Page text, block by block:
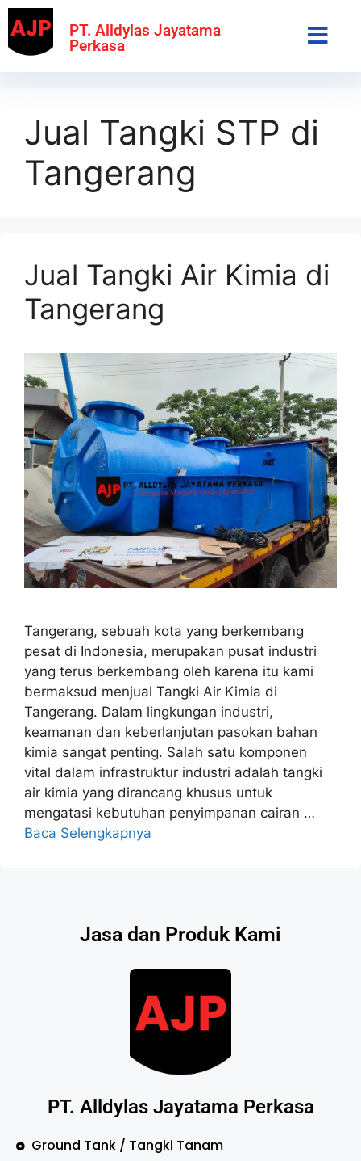
PT. Alldylas Jayatama
Perkasa
Jual Tangki STP di
Tangerang
Jual Tangki Air Kimia di
Tangerang
Tangerang, sebuah kota yang berkembang
pesat di Indonesia, merupakan pusat industri
yang terus berkembang oleh karena itu kami
bermaksud menjual Tangki Air Kimia di
Tangerang. Dalam lingkungan industri,
keamanan dan keberlanjutan pasokan bahan
kimia sangat penting. Salah satu komponen
vital dalam infrastruktur industri adalah tangki
air kimia yang dirancang khusus untuk
mengatasi kebutuhan penyimpanan cairan …
Baca Selengkapnya
Jasa dan Produk Kami
PT. Alldylas Jayatama Perkasa
Ground Tank / Tangki Tanam